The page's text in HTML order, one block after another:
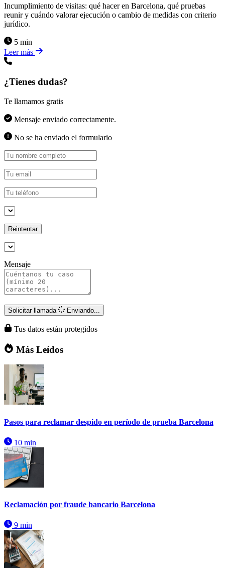
Incumplimiento de visitas: qué hacer en Barcelona, qué pruebas
reunir y cuándo valorar ejecución o cambio de medidas con criterio
jurídico.
5 min
Leer más
¿Tienes dudas?
Te llamamos gratis
Mensaje enviado correctamente.
No se ha enviado el formulario
Reintentar
Mensaje
Solicitar llamada Enviando...
Tus datos están protegidos
Más Leídos
Pasos para reclamar despido en período de prueba Barcelona
10 min
Reclamación por fraude bancario Barcelona
9 min